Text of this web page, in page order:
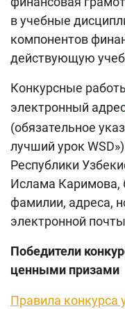
в учебные
компонентов
действующую
Конкурсные
электронный
(обязательное
лучший урок
Республики
Ислама Каримова,
фамилии, адреса,
электронной
Победители
ценными призами
Правила конкурса